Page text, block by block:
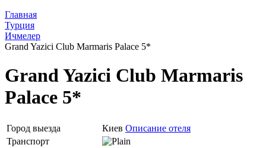
Главная
Турция
Ичмелер
Grand Yazici Club Marmaris Palace 5*
Grand Yazici Club Marmaris
Palace 5*
Город выезда Киев Описание отеля
Транспорт